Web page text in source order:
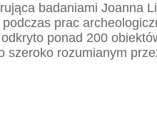
badaniami Joanna
prac
ponad 200
szeroko rozumianym